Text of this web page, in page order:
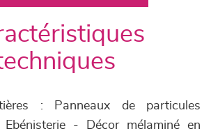
: Panneaux de particules
Ebénisterie - Décor mélaminé en